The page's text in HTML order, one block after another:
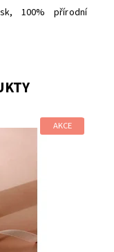
100% přírodní
AKCE